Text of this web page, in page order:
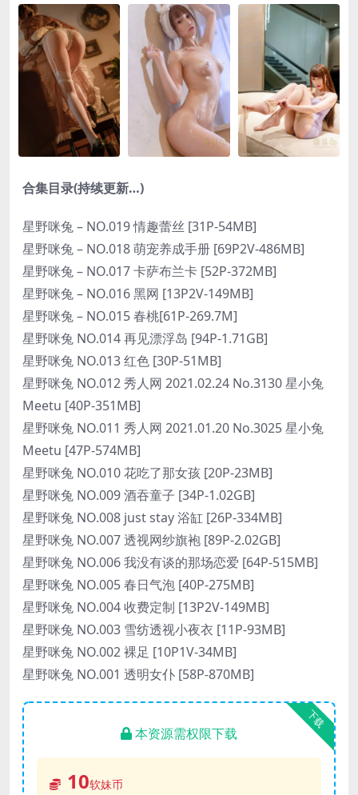
合集目录(持续更新…)
星野咪兔 – NO.019 情趣蕾丝 [31P-54MB]
星野咪兔 – NO.018 萌宠养成手册 [69P2V-486MB]
星野咪兔 – NO.017 卡萨布兰卡 [52P-372MB]
星野咪兔 – NO.016 黑网 [13P2V-149MB]
星野咪兔 – NO.015 春桃[61P-269.7M]
星野咪兔 NO.014 再见漂浮岛 [94P-1.71GB]
星野咪兔 NO.013 红色 [30P-51MB]
星野咪兔 NO.012 秀人网 2021.02.24 No.3130 星小兔
Meetu [40P-351MB]
星野咪兔 NO.011 秀人网 2021.01.20 No.3025 星小兔
Meetu [47P-574MB]
星野咪兔 NO.010 花吃了那女孩 [20P-23MB]
星野咪兔 NO.009 酒吞童子 [34P-1.02GB]
星野咪兔 NO.008 just stay 浴缸 [26P-334MB]
星野咪兔 NO.007 透视网纱旗袍 [89P-2.02GB]
星野咪兔 NO.006 我没有谈的那场恋爱 [64P-515MB]
星野咪兔 NO.005 春日气泡 [40P-275MB]
星野咪兔 NO.004 收费定制 [13P2V-149MB]
星野咪兔 NO.003 雪纺透视小夜衣 [11P-93MB]
星野咪兔 NO.002 裸足 [10P1V-34MB]
星野咪兔 NO.001 透明女仆 [58P-870MB]
下载
本资源需权限下载
10软妹币